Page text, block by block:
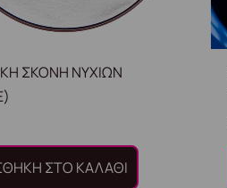
ΣΚΟΝΗ ΝΥΧΙΩΝ
ΣΤΟ ΚΑΛΆΘΙ